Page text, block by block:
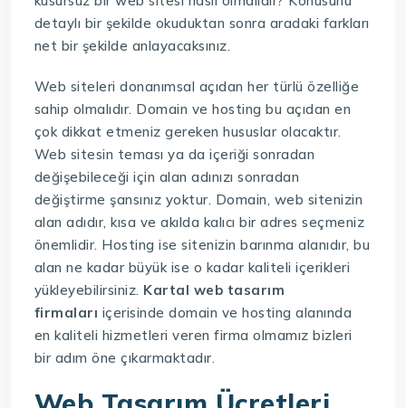
detaylı bir şekilde okuduktan sonra aradaki farkları
net bir şekilde anlayacaksınız.
Web siteleri donanımsal açıdan her türlü özelliğe
sahip olmalıdır. Domain ve hosting bu açıdan en
çok dikkat etmeniz gereken hususlar olacaktır.
Web sitesin teması ya da içeriği sonradan
değişebileceği için alan adınızı sonradan
değiştirme şansınız yoktur. Domain, web sitenizin
alan adıdır, kısa ve akılda kalıcı bir adres seçmeniz
önemlidir. Hosting ise sitenizin barınma alanıdır, bu
alan ne kadar büyük ise o kadar kaliteli içerikleri
yükleyebilirsiniz. Kartal web tasarım
firmaları içerisinde domain ve hosting alanında
en kaliteli hizmetleri veren firma olmamız bizleri
bir adım öne çıkarmaktadır.